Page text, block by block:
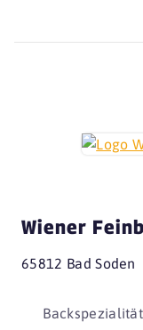
Wiener
65812 Bad Soden